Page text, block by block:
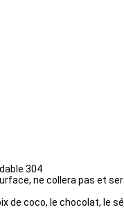
304
ne collera pas et
de coco, le chocolat, le